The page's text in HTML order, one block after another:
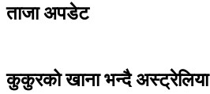
ताजा अपडेट
कुकुरको खाना भन्दै